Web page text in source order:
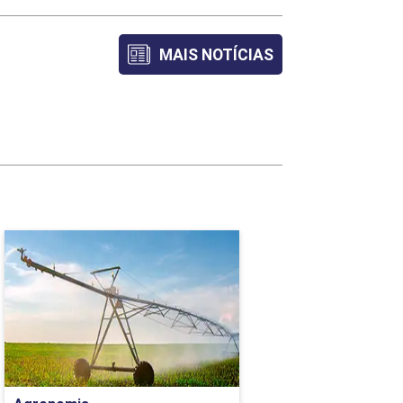
60
90
MAIS NOTÍCIAS
Agronomia
Detalhes do curso
Ir para Inscrição